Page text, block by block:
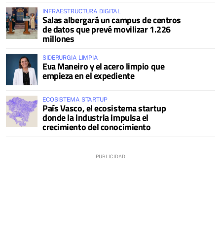
INFRAESTRUCTURA DIGITAL
Salas albergará un campus de centros
de datos que prevé movilizar 1.226
millones
SIDERURGIA LIMPIA
Eva Maneiro y el acero limpio que
empieza en el expediente
ECOSISTEMA STARTUP
País Vasco, el ecosistema startup
donde la industria impulsa el
crecimiento del conocimiento